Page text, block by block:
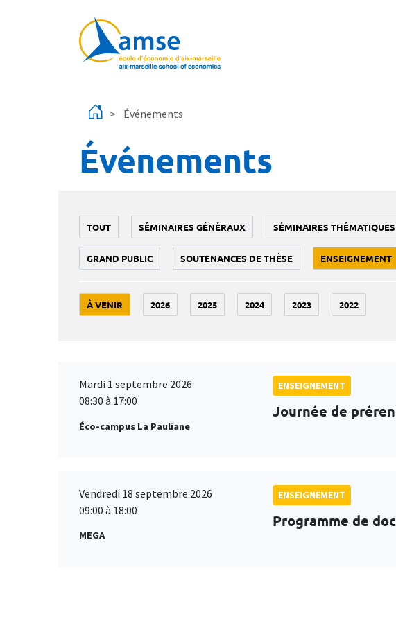
Événements
Événements
TOUT SÉMINAIRES GÉNÉRAUX SÉMINAIRES THÉMATIQUES
GRAND PUBLIC SOUTENANCES DE THÈSE ENSEIGNEMENT
À VENIR 2026 2025 2024 2023 2022
Mardi 1 septembre 2026
08:30 à 17:00
Éco-campus La Pauliane
ENSEIGNEMENT
Journée de
Vendredi 18 septembre 2026
09:00 à 18:00
MEGA
ENSEIGNEMENT
Programme de